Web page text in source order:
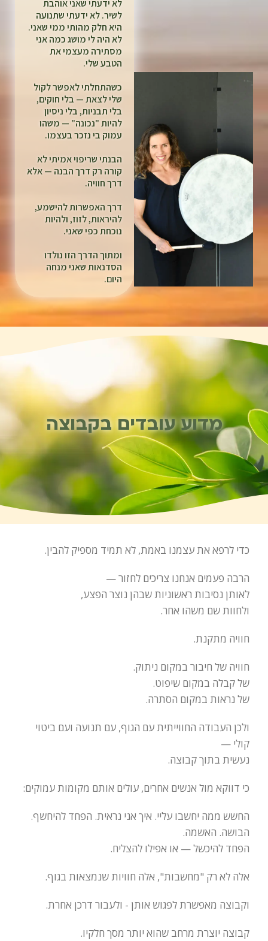
לא ידעתי שאני אוהבת
לשיר. לא ידעתי שתנועה
היא חלק מהותי ממי שאני.
לא היה לי מושג כמה אני
מסתירה מעצמי את
הטבע שלי.
כשהתחלתי לאפשר לקול
שלי לצאת — בלי חוקים,
בלי תבניות, בלי ניסיון
להיות "נכונה" — משהו
עמוק בי נזכר בעצמו.
הבנתי שריפוי אמיתי לא
קורה רק דרך הבנה — אלא
דרך חוויה.
דרך האפשרות להישמע,
להיראות, לזוז, ולהיות
נוכחת כפי שאני.
ומתוך הדרך הזו נולדו
הסדנאות שאני מנחה
היום.
מדוע עובדים בקבוצה
כדי לרפא את עצמנו באמת, לא תמיד מספיק להבין.
הרבה פעמים אנחנו צריכים לחזור —
לאותן נסיבות ראשוניות שבהן נוצר הפצע,
ולחוות שם משהו אחר.
חוויה מתקנת.
חוויה של חיבור במקום ניתוק.
של קבלה במקום שיפוט.
של נראות במקום הסתרה.
ולכן העבודה החווייתית עם הגוף, עם תנועה ועם ביטוי
קולי —
נעשית בתוך קבוצה.
כי דווקא מול אנשים אחרים, עולים אותם מקומות עמוקים:
החשש ממה יחשבו עליי. איך אני נראית. הפחד להיחשף.
הבושה. האשמה.
הפחד להיכשל — או אפילו להצליח.
אלה לא רק "מחשבות", אלה חוויות שנמצאות בגוף.
וקבוצה מאפשרת לפגוש אותן - ולעבור דרכן אחרת.
קבוצה יוצרת מרחב שהוא יותר מסך חלקיו.